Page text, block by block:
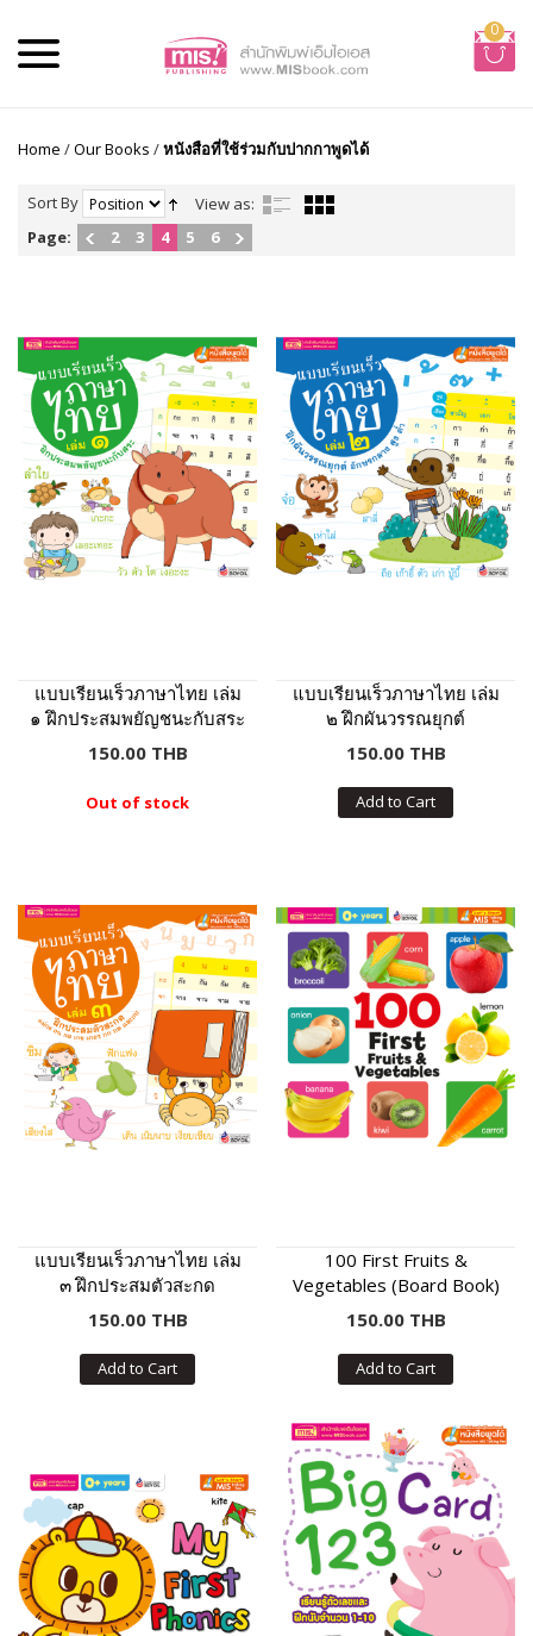
0
Home /Our Books /หนังสือที่ใช้ร่วมกับปากกาพูดได้
Sort By
View as:
Page:
2 3 4 5 6
แบบเรียนเร็วภาษาไทย เล่ม
๑ ฝึกประสมพยัญชนะกับสระ
150.00 THB
Out of stock
แบบเรียนเร็วภาษาไทย เล่ม
๒ ฝึกผันวรรณยุกต์
150.00 THB
Add to Cart
แบบเรียนเร็วภาษาไทย เล่ม
๓ ฝึกประสมตัวสะกด
150.00 THB
Add to Cart
100 First Fruits &
Vegetables (Board Book)
150.00 THB
Add to Cart